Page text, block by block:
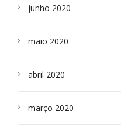
junho 2020
maio 2020
abril 2020
março 2020